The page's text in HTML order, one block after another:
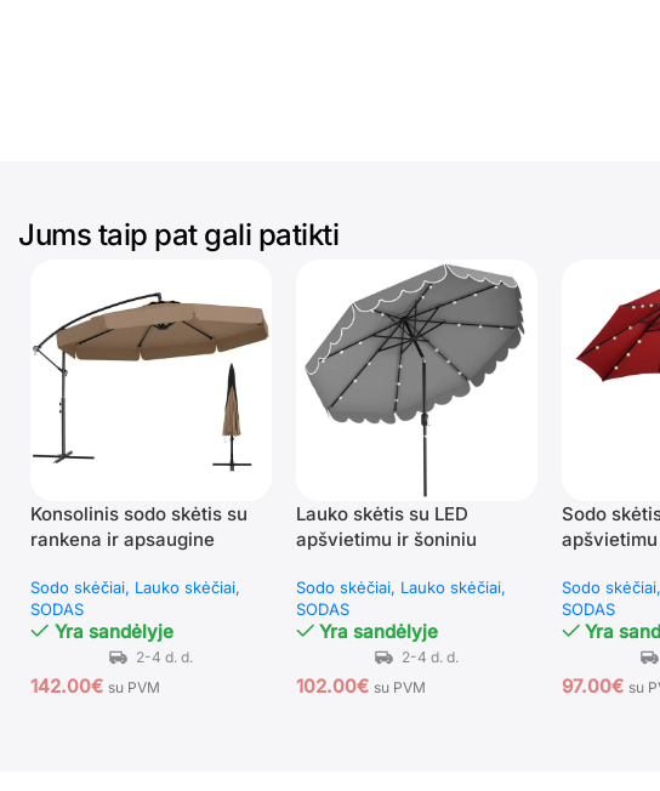
Jums taip pat gali patikti
Konsolinis sodo skėtis su
rankena ir apsaugine
Sodo skėčiai Lauko skėčiai
SODAS
Yra sandėlyje
142.00€ su PVM
Lauko skėtis su LED
apšvietimu ir šoniniu
Sodo skėčiai Lauko skėčiai
SODAS
Yra sandėlyje
102.00€ su PVM
Sodo
Sodo skėčiai
SODAS
Yra
97.00€ su